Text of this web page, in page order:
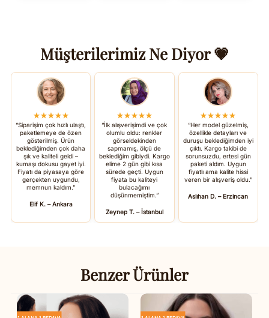
Müşterilerimiz Ne Diyor 💗
★★★★★
“Siparişim çok hızlı ulaştı,
paketlemeye de özen
gösterilmiş. Ürün
beklediğimden çok daha
şık ve kaliteli geldi –
kumaşı dokusu gayet iyi.
Fiyatı da piyasaya göre
gerçekten uygundu,
memnun kaldım.”
Elif K. – Ankara
★★★★★
“İlk alışverişimdi ve çok
olumlu oldu: renkler
görseldekinden
sapmamış, ölçü de
beklediğim gibiydi. Kargo
elime 2 gün gibi kısa
sürede geçti. Uygun
fiyata bu kaliteyi
bulacağımı
düşünmemiştim.”
Zeynep T. – İstanbul
★★★★★
“Her model güzelmiş,
özellikle detayları ve
duruşu beklediğimden iyi
çıktı. Kargo takibi de
sorunsuzdu, ertesi gün
paketi aldım. Uygun
fiyatlı ama kalite hissi
veren bir alışveriş oldu.”
Aslıhan D. – Erzincan
Benzer Ürünler